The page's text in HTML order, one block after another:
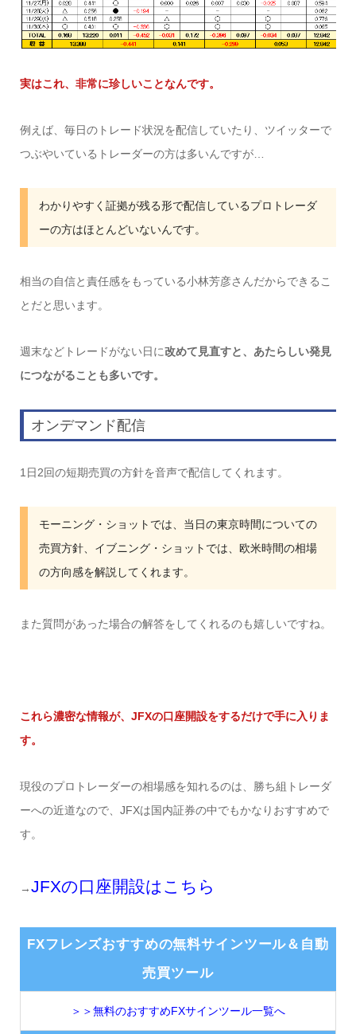
実はこれ、非常に珍しいことなんです。
例えば、毎日のトレード状況を配信していたり、ツイッターで
つぶやいているトレーダーの方は多いんですが…
わかりやすく証拠が残る形で配信しているプロトレーダ
ーの方はほとんどいないんです。
相当の自信と責任感をもっている小林芳彦さんだからできるこ
とだと思います。
週末などトレードがない日に改めて見直すと、あたらしい発見
につながることも多いです。
オンデマンド配信
1日2回の短期売買の方針を音声で配信してくれます。
モーニング・ショットでは、当日の東京時間についての
売買方針、イブニング・ショットでは、欧米時間の相場
の方向感を解説してくれます。
また質問があった場合の解答をしてくれるのも嬉しいですね。
これら濃密な情報が、JFXの口座開設をするだけで手に入りま
す。
現役のプロトレーダーの相場感を知れるのは、勝ち組トレーダ
ーへの近道なので、JFXは国内証券の中でもかなりおすすめで
す。
→JFXの口座開設はこちら
FXフレンズおすすめの無料サインツール＆自動
売買ツール
＞＞無料のおすすめFXサインツール一覧へ